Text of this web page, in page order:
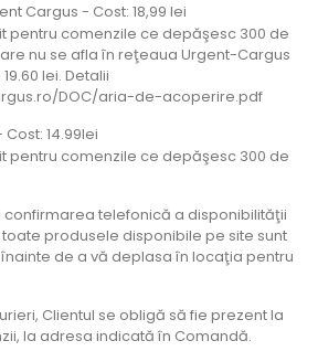
Cargus - Cost: 18,99 lei
pentru comenzile ce depăşesc 300 de
nu se afla în reţeaua Urgent-Cargus
lei. Detalii
DOC/aria-de-acoperire.pdf
14.99lei
pentru comenzile ce depăşesc 300 de
telefonică a disponibilităţii
produsele disponibile pe site sunt
de a vă deplasa în locaţia pentru
Clientul se obligă să fie prezent la
la adresa indicată în Comandă.